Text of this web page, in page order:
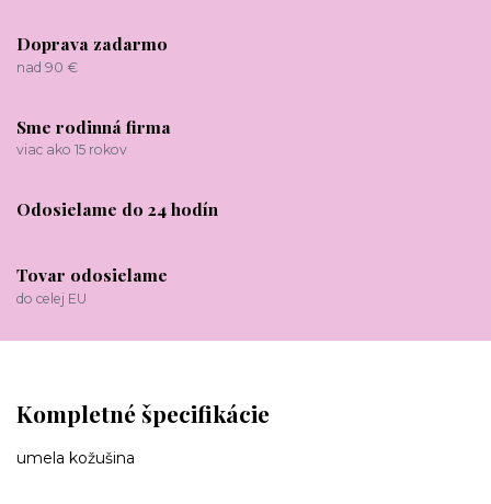
Doprava zadarmo
nad 90 €
Sme rodinná firma
viac ako 15 rokov
Odosielame do 24 hodín
Tovar odosielame
do celej EU
Kompletné špecifikácie
umela kožušina